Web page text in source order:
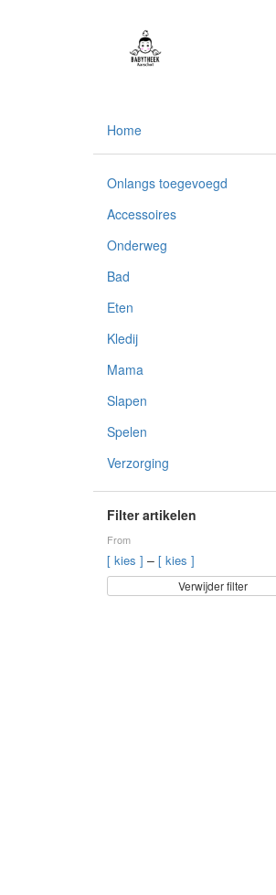
Home
Onlangs toegevoegd
Accessoires
Onderweg
Bad
Eten
Kledij
Mama
Slapen
Spelen
Verzorging
Filter artikelen
From
[ kies ] – [ kies ]
Verwijder filter